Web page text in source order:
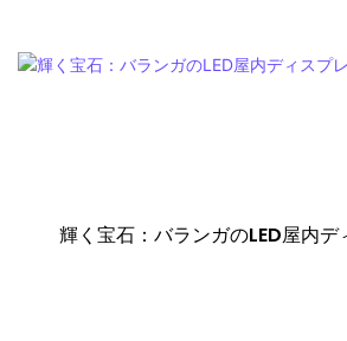
輝く宝石：バランガのLED屋内